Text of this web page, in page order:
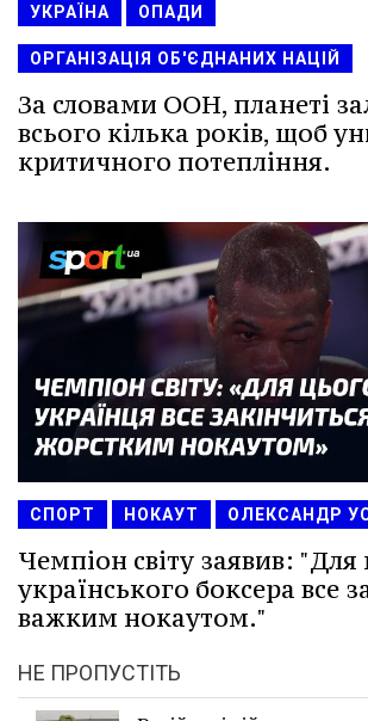
УКРАЇНА ОПАДИ
ОРГАНІЗАЦІЯ ОБ'ЄДНАНИХ НАЦІЙ
За словами ООН, планеті
всього кілька років, щоб
критичного потепління.
СПОРТ НОКАУТ ОЛЕКСАНДР
Чемпіон світу заявив: "Для
українського боксера все
важким нокаутом."
НЕ ПРОПУСТІТЬ